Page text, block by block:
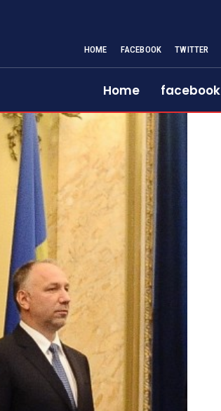
HOME FACEBOOK TWITTER
Home facebook